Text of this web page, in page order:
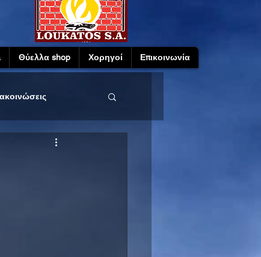
Θύελλα shop Χορηγοί Επικοινωνία